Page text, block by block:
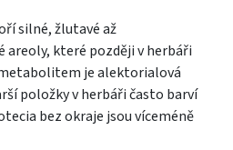
silné, žlutavé až
areoly, které později v herbáři
je alektorialová
položky v herbáři často barví
bez okraje jsou víceméně